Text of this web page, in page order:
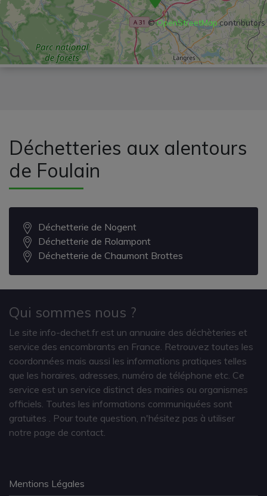
©OpenStreetMapcontributors
Déchetteries aux alentours
de Foulain
Déchetterie de Nogent
Déchetterie de Rolampont
Déchetterie de Chaumont Brottes
Qui sommes nous ?
Le site info-dechet.fr est un annuaire des déchèteries et
service des encombrants en France. Retrouvez toutes les
coordonnées mais aussi les informations pratiques telles
que les horaires, adresses, numéro de téléphone etc. Ce
service est un service distinct des mairies ou organismes
officiels. Toutes les informations communiquées sont
gratuites
. Pour toute question, n'hésitez pas à utiliser
notre page de contact.
Mentions Légales